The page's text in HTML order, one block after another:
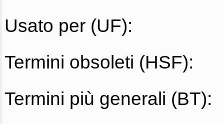
Usato per (UF):
Termini obsoleti (HSF):
Termini più generali (BT):